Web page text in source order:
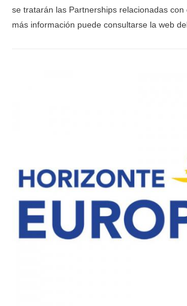
se tratarán las Partnerships relacionadas con
más información puede consultarse la web